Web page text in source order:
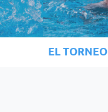
EL TORNEO